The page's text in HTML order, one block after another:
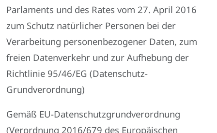
Parlaments und des Rates vom 27. April 2016
zum Schutz natürlicher Personen bei der
Verarbeitung personenbezogener Daten, zum
freien Datenverkehr und zur Aufhebung der
Richtlinie 95/46/EG (Datenschutz-
Grundverordnung)
Gemäß EU-Datenschutzgrundverordnung
(Verordnung 2016/679 des Europäischen